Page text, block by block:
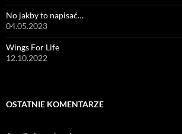
No jakby to napisać…
04.05.2023
Wings For Life
12.10.2022
OSTATNIE KOMENTARZE